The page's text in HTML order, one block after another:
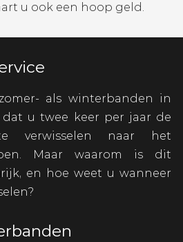
u ook een hoop geld.
als winterbanden in
u twee keer per jaar de
verwisselen naar het
Maar waarom is dit
en hoe weet u wanneer